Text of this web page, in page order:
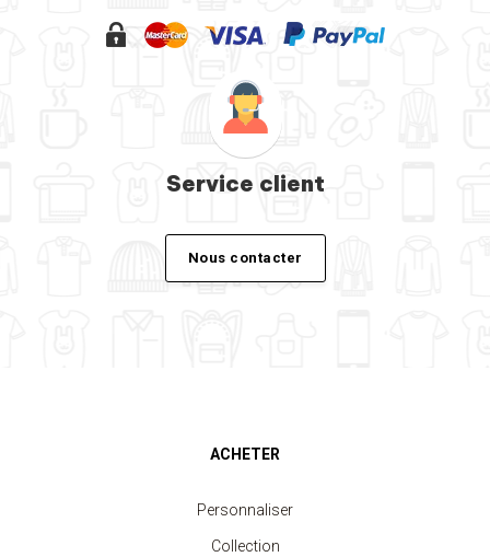
Service client
Nous contacter
ACHETER
Personnaliser
Collection